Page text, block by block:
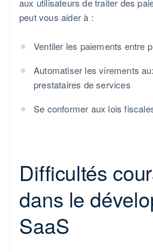
aux utilisateurs de traiter des
peut vous aider à :
Ventiler les paiements entre
Automatiser les virements
prestataires de services
Se conformer aux lois
Difficultés
dans le
SaaS